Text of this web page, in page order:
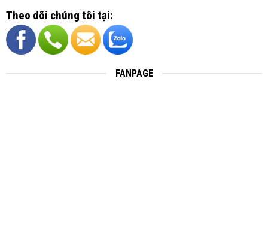
Theo dõi chúng tôi tại:
FANPAGE